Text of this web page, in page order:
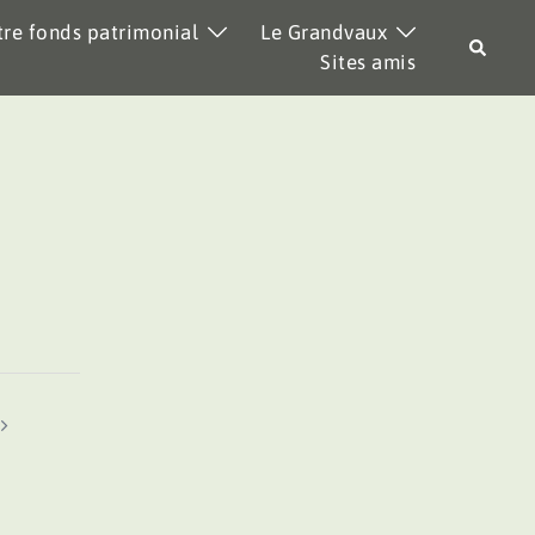
fonds patrimonial
Le Grandvaux
Sites amis